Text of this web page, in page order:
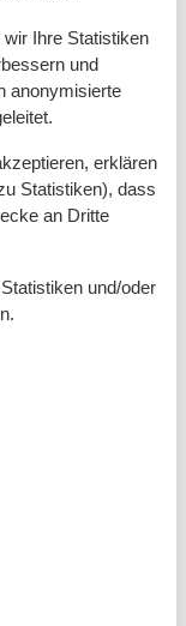
Ihre Statistiken
und
anonymisierte
erklären
Statistiken), dass
an Dritte
und/oder